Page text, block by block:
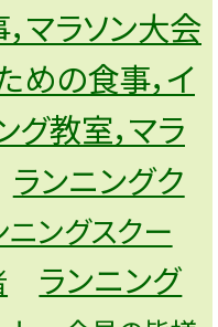
マラソン大会
めの食事，イ
グ教室，マラ
ランニングク
ニングスクー
ランニング